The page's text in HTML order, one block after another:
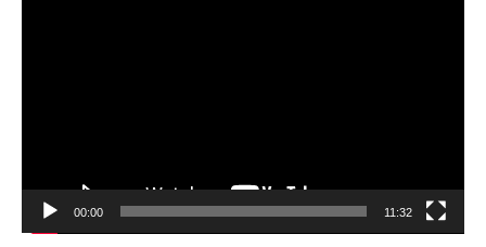
00:00 11:32